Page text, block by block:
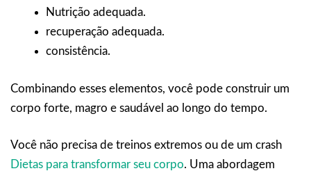
Nutrição adequada.
recuperação adequada.
consistência.
Combinando esses elementos, você pode construir um
corpo forte, magro e saudável ao longo do tempo.
Você não precisa de treinos extremos ou de um crash
Dietas para transformar seu corpo. Uma abordagem